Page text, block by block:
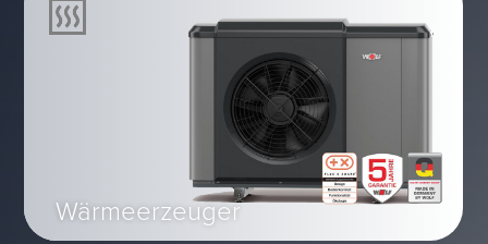
Wärmeerzeuger